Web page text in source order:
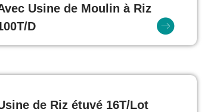
Usine de Moulin à Riz
D
de Riz étuvé 16T/Lot